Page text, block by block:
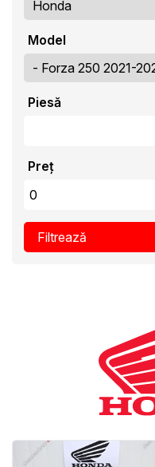
Model
Piesă
Preț
Filtrează